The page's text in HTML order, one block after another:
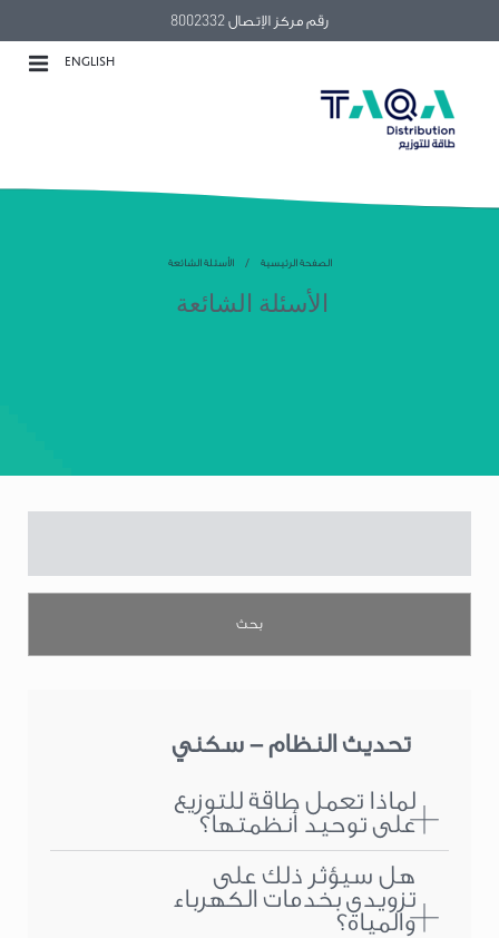
رقم مركز الإتصال 8002332
ENGLISH
الصفحة الرئيسية الأسئلة الشائعة
الأسئلة الشائعة
تحديث النظام - سكني
لماذا تعمل طاقة للتوزيع
على توحيد أنظمتها؟
هل سيؤثر ذلك على
تزويدي بخدمات الكهرباء
والمياه؟